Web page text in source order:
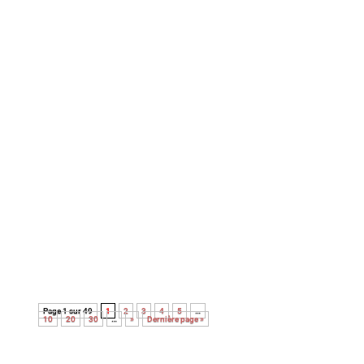
Page 1 sur 49 1 2 3 4 5
…
10
20 30 … » Dernière page »